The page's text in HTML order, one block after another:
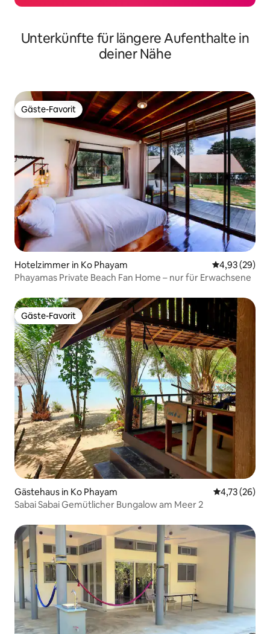
Unterkünfte für längere Aufenthalte in
deiner Nähe
Gäste-Favorit
Gäste-Favorit
Hotelzimmer in Ko Phayam
4,93 (29)
Phayamas Private Beach Fan Home – nur für Erwachsene
Gäste-Favorit
Gäste-Favorit
Gästehaus in Ko Phayam
4,73 (26)
Sabai Sabai Gemütlicher Bungalow am Meer 2